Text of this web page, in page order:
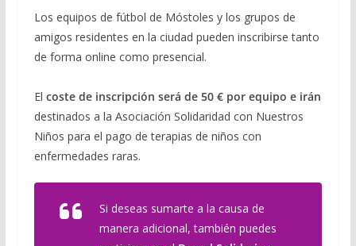
Los equipos de fútbol de Móstoles y los grupos de
amigos residentes en la ciudad pueden inscribirse tanto
de forma online como presencial.
El coste de inscripción será de 50 € por equipo e irán
destinados a la Asociación Solidaridad con Nuestros
Niños para el pago de terapias de niños con
enfermedades raras.
Si deseas sumarte a la causa de
manera adicional, también puedes